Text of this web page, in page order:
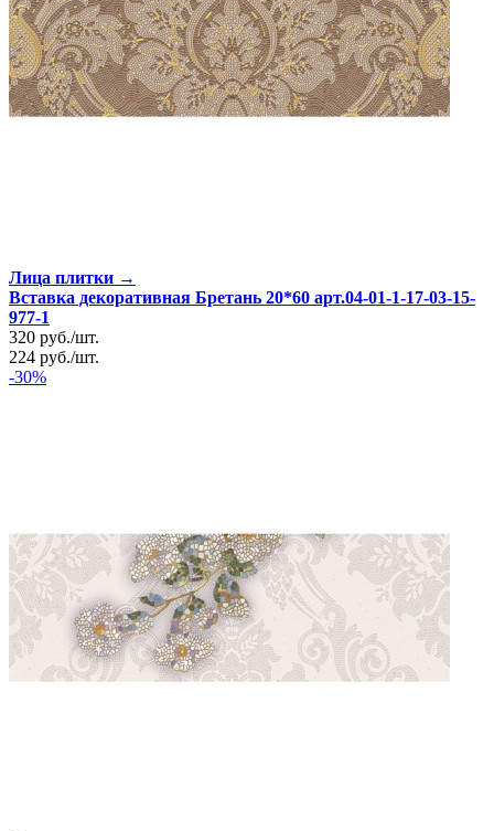
Лица плитки →
Вставка декоративная Бретань 20*60 арт.04-01-1-17-03-15-
977-1
320 руб./шт.
224 руб./шт.
-30%